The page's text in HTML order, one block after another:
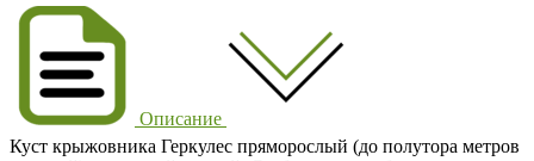
Описание
Куст крыжовника Геркулес пряморослый (до полутора метров